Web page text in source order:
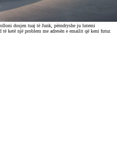
dosjen tuaj të Junk, përndryshe ju lutemi
ketë një problem me adresën e emailit që keni futur.